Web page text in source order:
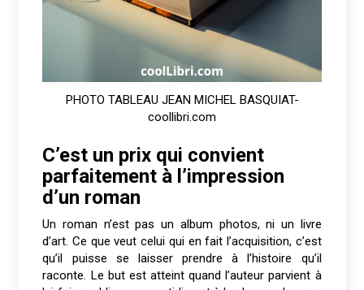
PHOTO TABLEAU JEAN MICHEL BASQUIAT-
coollibri.com
C’est un prix qui convient
parfaitement à l’impression
d’un roman
Un roman n’est pas un album photos, ni un livre
d’art. Ce que veut celui qui en fait l’acquisition, c’est
qu’il puisse se laisser prendre à l’histoire qu’il
raconte. Le but est atteint quand l’auteur parvient à